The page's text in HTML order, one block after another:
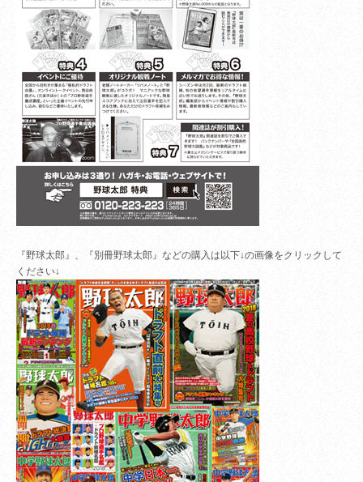
『野球太郎』、『別冊野球太郎』などの購入は以下↓の画像をクリックして
ください↓